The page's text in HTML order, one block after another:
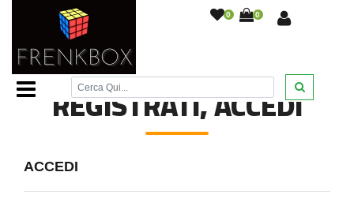
0 0
Home Page /Registrati o accedi
REGISTRATI, ACCEDI
ACCEDI